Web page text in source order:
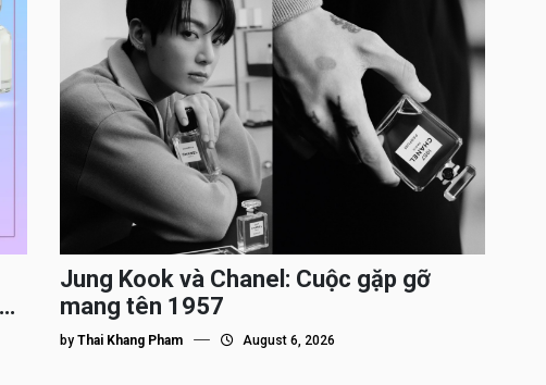
Jung Kook và Chanel: Cuộc gặp gỡ
mang tên 1957
byThai Khang Pham August 6, 2026